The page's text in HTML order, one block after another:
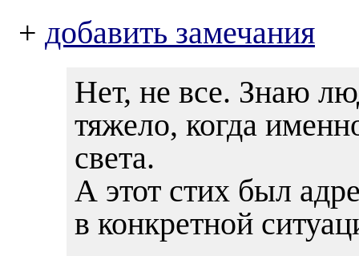
+ добавить замечания
Нет, не все. Знаю
тяжело, когда
света.
А этот стих был
в конкретной